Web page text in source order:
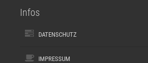
Infos
DATENSCHUTZ
IMPRESSUM